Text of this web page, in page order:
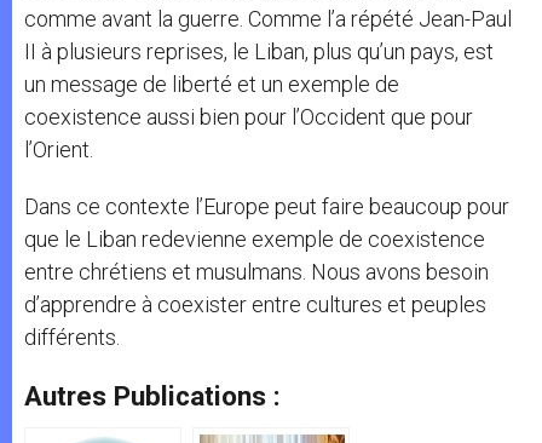
comme avant la guerre. Comme l’a répété Jean-Paul
II à plusieurs reprises, le Liban, plus qu’un pays, est
un message de liberté et un exemple de
coexistence aussi bien pour l’Occident que pour
l’Orient.
Dans ce contexte l’Europe peut faire beaucoup pour
que le Liban redevienne exemple de coexistence
entre chrétiens et musulmans. Nous avons besoin
d’apprendre à coexister entre cultures et peuples
différents.
Autres Publications :